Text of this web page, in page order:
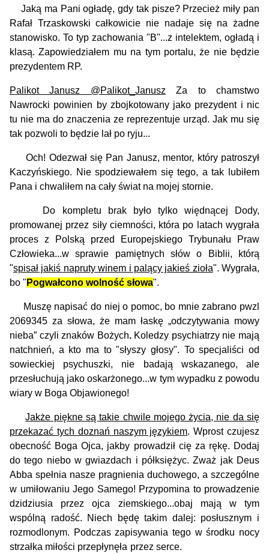
Jaką ma Pani ogładę, gdy tak pisze? Przecież miły pan
Rafał Trzaskowski całkowicie nie nadaje się na żadne
stanowisko. To typ zachowania "B"...z intelektem, ogładą i
klasą. Zapowiedziałem mu na tym portalu, że nie będzie
prezydentem RP.
Palikot Janusz @Palikot_Janusz Za to chamstwo
Nawrocki powinien by zbojkotowany jako prezydent i nic
tu nie ma do znaczenia ze reprezentuje urząd. Jak mu się
tak pozwoli to będzie lał po ryju...
Och! Odezwał się Pan Janusz, mentor, który patroszył
Kaczyńskiego. Nie spodziewałem się tego, a tak lubiłem
Pana i chwaliłem na cały świat na mojej stornie.
Do kompletu brak było tylko więdnącej Dody,
promowanej przez siły ciemności, która po latach wygrała
proces z Polską przed Europejskiego Trybunału Praw
Człowieka...w sprawie pamiętnych słów o Biblii, którą
"spisał jakiś napruty winem i palący jakieś zioła". Wygrała,
bo " Pogwałcono wolność słowa".
Muszę napisać do niej o pomoc, bo mnie zabrano pwzl
2069345 za słowa, że mam łaskę „odczytywania mowy
nieba” czyli znaków Bożych.Koledzy psychiatrzy nie mają
natchnień, a kto ma to "słyszy głosy". To specjaliści od
sowieckiej psychuszki, nie badają wskazanego, ale
przesłuchują jako oskarżonego...w tym wypadku z powodu
wiary w Boga Objawionego!
Jakże piękne są takie chwile mojego życia, nie da się
przekazać tych doznań naszym językiem. Wprost czujesz
obecność Boga Ojca, jakby prowadził cię za rękę. Dodaj
do tego niebo w gwiazdach i półksiężyc. Zważ jak Deus
Abba spełnia nasze pragnienia duchowego, a szczególne
w umiłowaniu Jego Samego! Przypomina to prowadzenie
dzidziusia przez ojca ziemskiego...obaj mają w tym
wspólną radość. Niech będę takim dalej: posłusznym i
rozmodlonym. Podczas zapisywania tego w środku nocy
strzałka miłości przepłynęła przez serce.